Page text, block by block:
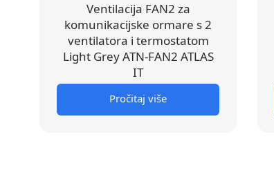
Ventilacija FAN2 za
komunikacijske ormare s 2
ventilatora i termostatom
Light Grey ATN-FAN2 ATLAS
IT
Pročitaj više